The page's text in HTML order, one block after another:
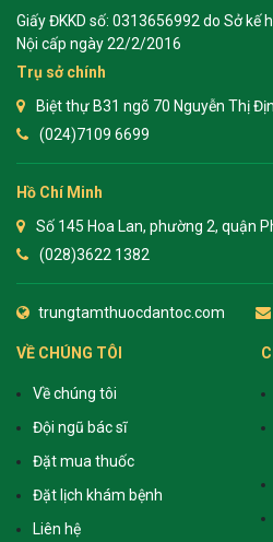
Giấy ĐKKD số: 0313656992 do Sở kế
Nội cấp ngày 22/2/2016
Trụ sở chính
Biệt thự B31 ngõ 70 Nguyễn Thị
(024)7109 6699
Hồ Chí Minh
Số 145 Hoa Lan, phường 2, quận
(028)3622 1382
trungtamthuocdantoc.com
VỀ CHÚNG TÔI
Về chúng tôi
Đội ngũ bác sĩ
Đặt mua thuốc
Đặt lịch khám bệnh
Liên hệ